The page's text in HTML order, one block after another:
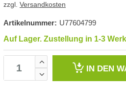
zzgl. Versandkosten
Artikelnummer: U77604799
Auf Lager. Zustellung in 1-3
IN DEN